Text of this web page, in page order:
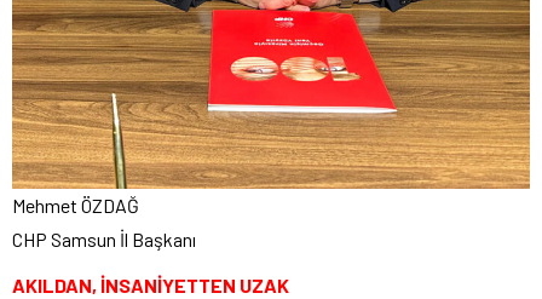
Mehmet ÖZDAĞ
CHP Samsun İl Başkanı
AKILDAN, İNSANİYETTEN UZAK